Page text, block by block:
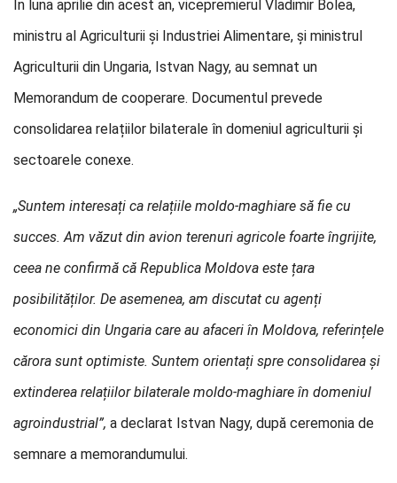
În luna aprilie din acest an, vicepremierul Vladimir Bolea,
ministru al Agriculturii și Industriei Alimentare, și ministrul
Agriculturii din Ungaria, Istvan Nagy, au semnat un
Memorandum de cooperare. Documentul prevede
consolidarea relațiilor bilaterale în domeniul agriculturii și
sectoarele conexe.
„Suntem interesați ca relațiile moldo-maghiare să fie cu
succes. Am văzut din avion terenuri agricole foarte îngrijite,
ceea ne confirmă că Republica Moldova este țara
posibilităților. De asemenea, am discutat cu agenți
economici din Ungaria care au afaceri în Moldova, referințele
cărora sunt optimiste. Suntem orientați spre consolidarea și
extinderea relațiilor bilaterale moldo-maghiare în domeniul
agroindustrial”, a declarat Istvan Nagy, după ceremonia de
semnare a memorandumului.